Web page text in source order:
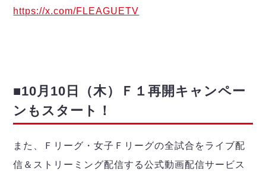
選手の通算記録（Ｆ２）
リガーレヴィア葛飾
Y．S．C．C．横浜
ヴィンセドール白山
デウソン神戸
ポルセイド浜田
https://x.com/FLEAGUETV
■10月10日（木）Ｆ１再開キャンペー
ンもスタート！
また、Ｆリーグ・女子Ｆリーグの全試合をライブ配
信＆ストリーミング配信する公式動画配信サービス